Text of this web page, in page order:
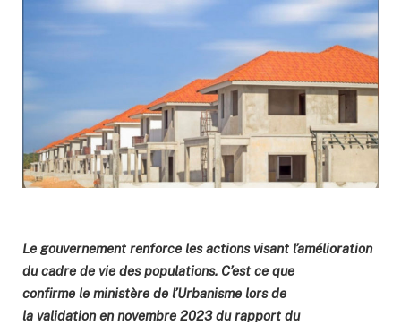
Le gouvernement renforce les actions visant l’amélioration
du cadre de vie des populations. C’est ce que
confirme le ministère de l’Urbanisme lors de
la validation en novembre 2023 du rapport du